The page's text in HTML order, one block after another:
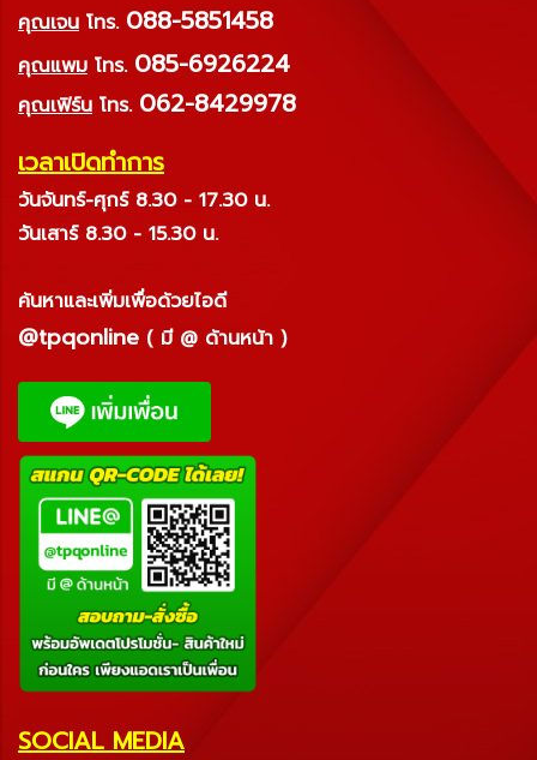
คุณเจน โทร. 088-5851458
คุณแพม โทร. 085-6926224
คุณเฟิร์น โทร. 062-8429978
เวลาเปิดทำการ
วันจันทร์-ศุกร์ 8.30 - 17.30 น.
วันเสาร์ 8.30 - 15.30 น.
ค้นหาและเพิ่มเพื่อด้วยไอดี
@tpqonline ( มี @ ด้านหน้า )
SOCIAL MEDIA